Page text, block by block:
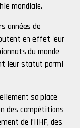
mondiale.
années de
en effet leur
du monde
leur statut parmi
sa place
des compétitions
de l’IIHF, des